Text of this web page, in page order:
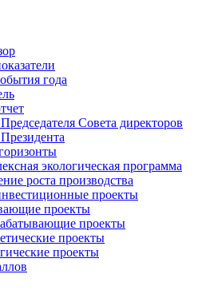
года
Совета директоров
экологическая программа
роста производства
проекты
проекты
проекты
проекты
проекты